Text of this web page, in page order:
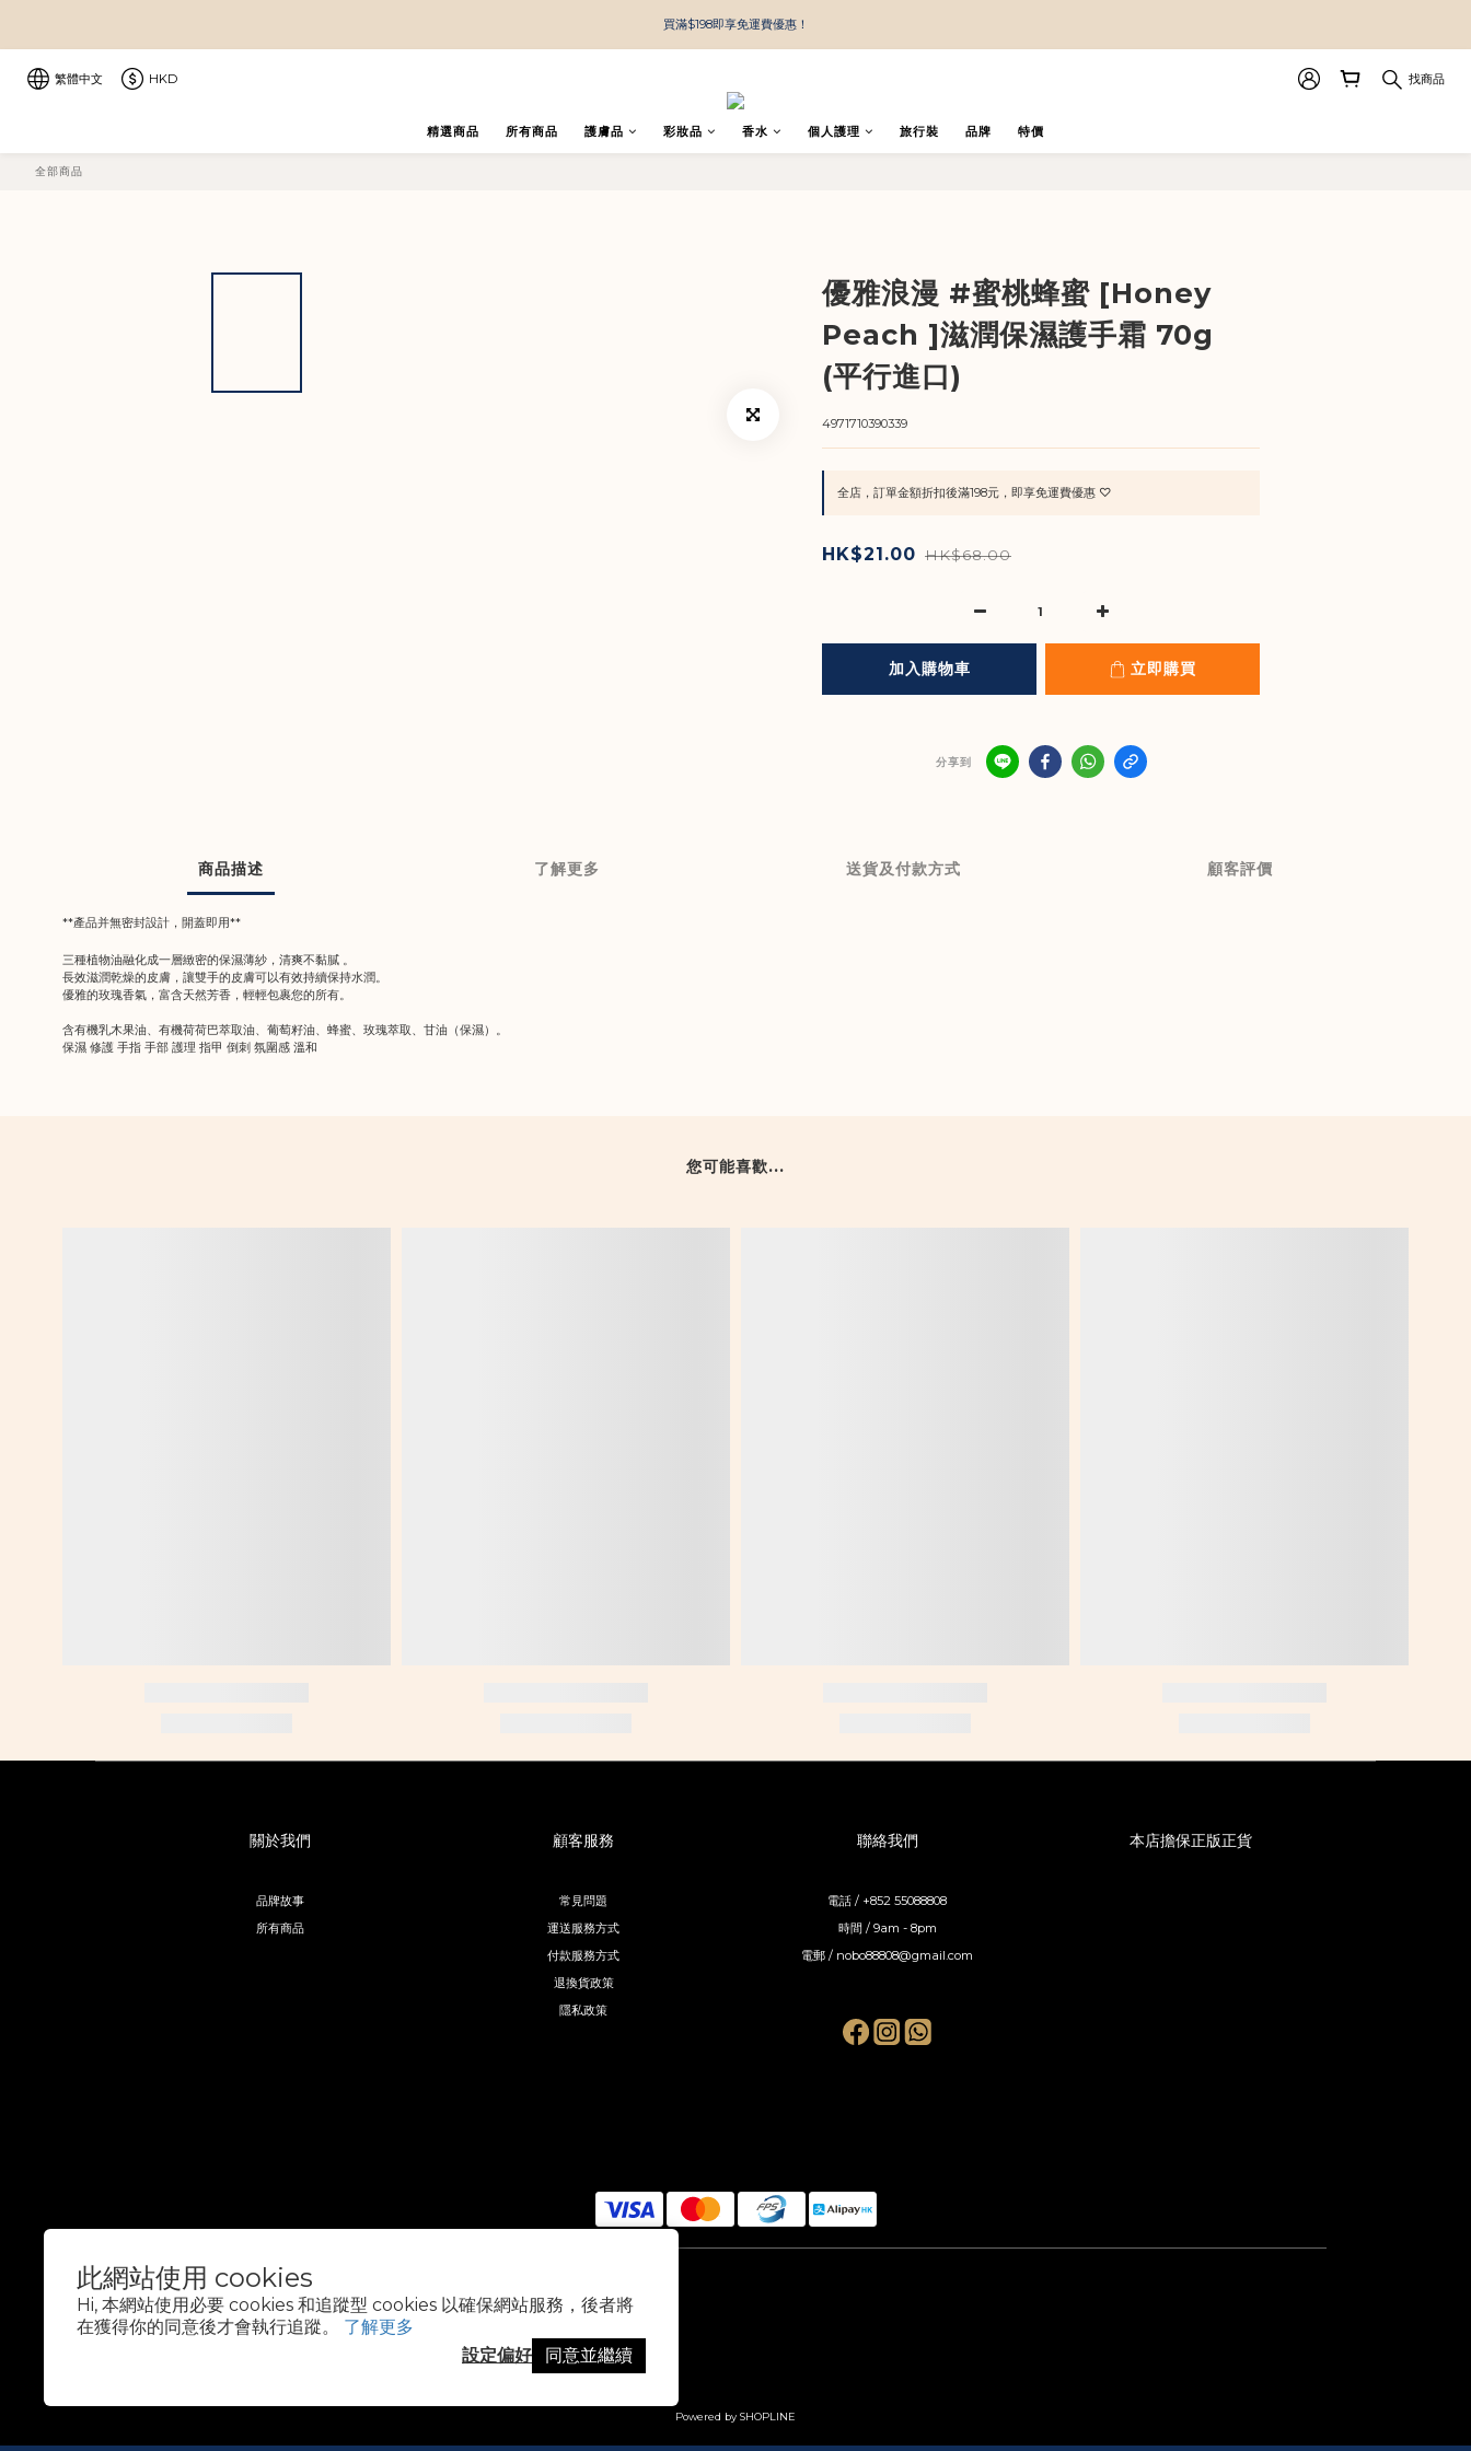
此網站使用 cookies
Hi, 本網站使用必要 cookies 和追蹤型 cookies 以確保網站服務，後者將
在獲得你的同意後才會執行追蹤。 了解更多
設定偏好
同意並繼續
買滿$198即享免運費優惠！
繁體中文 HKD 找商品
精選商品 所有商品 護膚品 彩妝品 香水 個人護理 旅行裝 品牌 特價
全部商品
優雅浪漫 #蜜桃蜂蜜 [Honey
Peach ]滋潤保濕護手霜 70g
(平行進口)
4971710390339
全店，訂單金額折扣後滿198元，即享免運費優惠 ♡
HK$21.00 HK$68.00
加入購物車 立即購買
分享到
商品描述 了解更多 送貨及付款方式 顧客評價
**產品并無密封設計，開蓋即用**
三種植物油融化成一層緻密的保濕薄紗，清爽不黏膩 。
長效滋潤乾燥的皮膚，讓雙手的皮膚可以有效持續保持水潤。
優雅的玫瑰香氣，富含天然芳香，輕輕包裹您的所有。
含有機乳木果油、有機荷荷巴萃取油、葡萄籽油、蜂蜜、玫瑰萃取、甘油（保濕）。
保濕 修護 手指 手部 護理 指甲 倒刺 氛圍感 溫和
您可能喜歡...
關於我們
品牌故事
所有商品
顧客服務
常見問題
運送服務方式
付款服務方式
退換貨政策
隱私政策
聯絡我們
電話 / +852 55088808
時間 / 9am - 8pm
電郵 / nobo88808@gmail.com
本店擔保正版正貨
$ HKD 繁體中文
Powered by SHOPLINE